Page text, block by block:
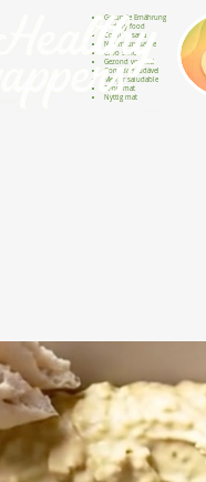
Gesunde Ernährung
Healthy food
Comida sana
Nourriture saine
Cibo sano
Gezond voedsel
Comida saudável
Menjar saludable
Sunn mat
Nyttig mat